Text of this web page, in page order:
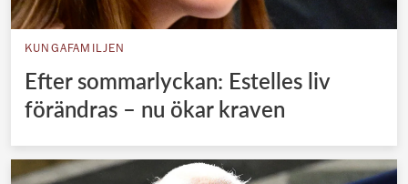
KUNGAFAMILJEN
Efter sommarlyckan: Estelles liv
förändras – nu ökar kraven